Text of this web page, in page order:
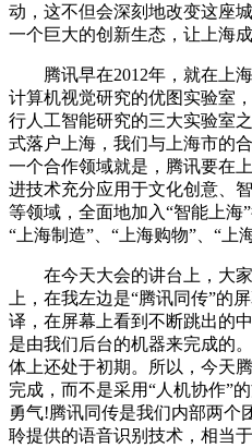
动，这不但会深刻地改变这座
一个巨大的创新生态，让上海
腾讯早在2012年，就在上海
计算机视觉研究的优图实验室
行人工智能研究的三大实验室
式落户上海，我们与上海市的
一个合作领域就是，腾讯要在
进技术充分应用于文化创意、
等领域，全面地加入“智能上海
“上海制造”、“上海购物”、“上
在今天大会的讲台上，大家
上，在我左边是“腾讯同传”的
译，在屏幕上看到不断跳出的
是由我们后台的机器来完成的
体上还处于初期。所以，今天
完成，而不是采用“人机协作”
勇气!腾讯同传是我们内部两个
聆提供的语音识别技术，相当